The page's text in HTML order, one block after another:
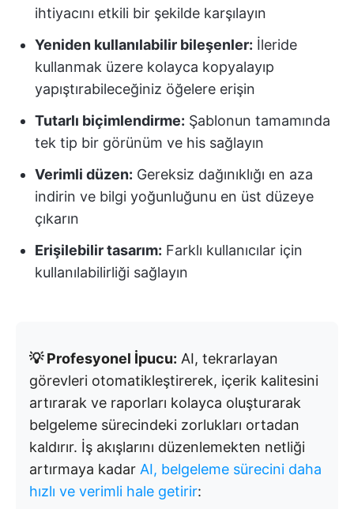
ihtiyacını etkili bir şekilde karşılayın
Yeniden kullanılabilir bileşenler: İleride
kullanmak üzere kolayca kopyalayıp
yapıştırabileceğiniz öğelere erişin
Tutarlı biçimlendirme: Şablonun tamamında
tek tip bir görünüm ve his sağlayın
Verimli düzen: Gereksiz dağınıklığı en aza
indirin ve bilgi yoğunluğunu en üst düzeye
çıkarın
Erişilebilir tasarım: Farklı kullanıcılar için
kullanılabilirliği sağlayın
💡 Profesyonel İpucu: AI, tekrarlayan
görevleri otomatikleştirerek, içerik kalitesini
artırarak ve raporları kolayca oluşturarak
belgeleme sürecindeki zorlukları ortadan
kaldırır. İş akışlarını düzenlemekten netliği
artırmaya kadar AI, belgeleme sürecini daha
hızlı ve verimli hale getirir: